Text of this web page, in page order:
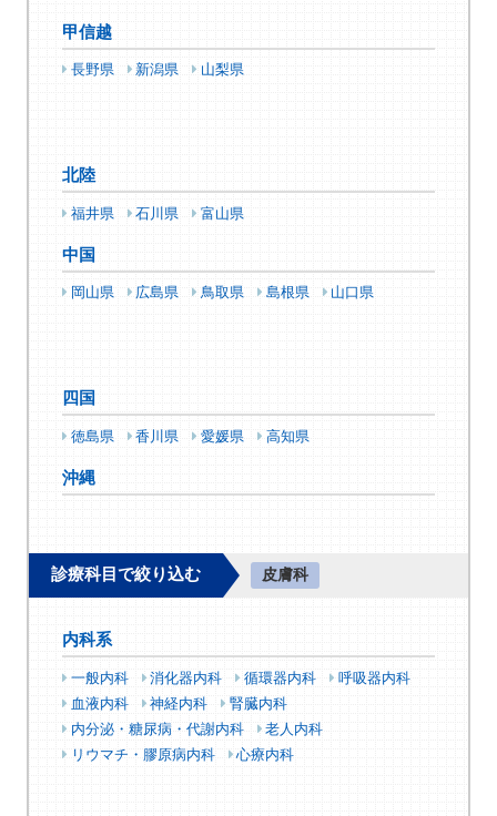
甲信越
長野県 新潟県 山梨県
北陸
福井県 石川県 富山県
中国
岡山県 広島県 鳥取県 島根県 山口県
四国
徳島県 香川県 愛媛県 高知県
沖縄
診療科目で絞り込む 皮膚科
内科系
一般内科 消化器内科 循環器内科
呼吸器内科
血液内科
神経内科
腎臓内科
内分泌・糖尿病・代謝内科
老人内科
リウマチ・膠原病内科
心療内科